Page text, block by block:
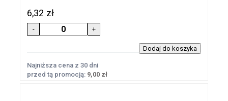
6,32 zł
Najniższa cena z 30 dni
przed tą promocją: 9,00 zł